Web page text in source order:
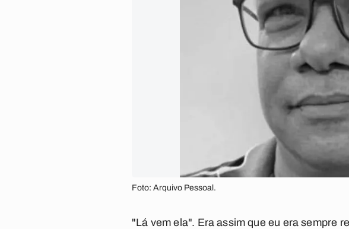
Foto: Arquivo Pessoal.
"Lá vem ela". Era assim que eu era sempre